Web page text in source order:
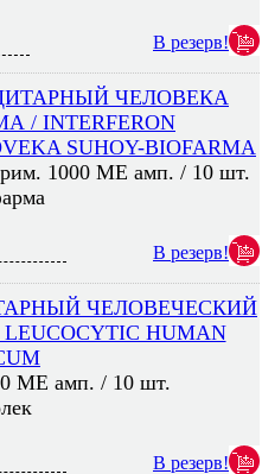
В резерв!
ЧЕЛОВЕКА
/ INTERFERON
SUHOY-BIOFARMA
1000 МЕ амп. / 10 шт.
В резерв!
ЧЕЛОВЕЧЕСКИЙ
HUMAN
МЕ амп. / 10 шт.
В резерв!